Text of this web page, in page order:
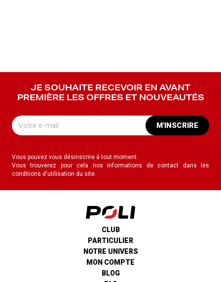
JE SOUHAITE RECEVOIR EN AVANT
PREMIÈRE LES OFFRES ET NOUVEAUTÉS
M'INSCRIRE
Vous pouvez vous désinscrire à tout moment.
Vous trouverez pour cela nos informations de contact dans les
conditions d'utilisation du site.
CLUB
PARTICULIER
NOTRE UNIVERS
MON COMPTE
BLOG